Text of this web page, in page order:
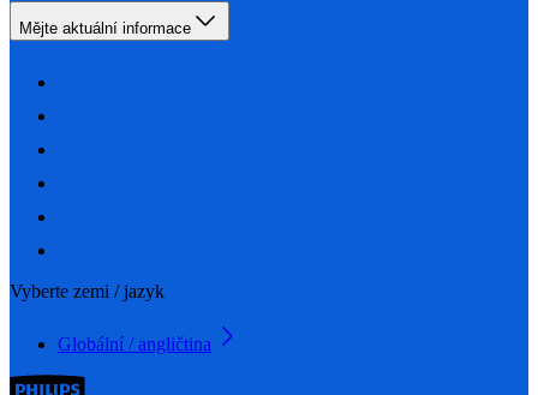
Mějte aktuální informace
Vyberte zemi / jazyk
Globální / angličtina